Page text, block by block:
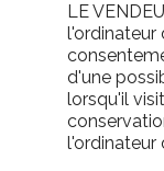
LE
l'ordinateur
d'une
lorsqu'il
l'ordinateur